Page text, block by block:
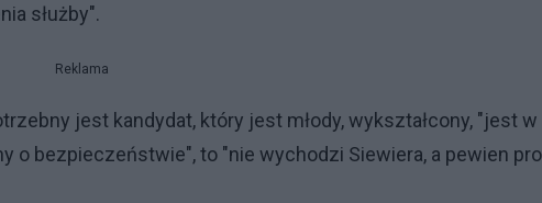
służby".
Reklama
jest kandydat, który jest młody, wykształcony, "jest w
o bezpieczeństwie", to "nie wychodzi Siewiera, a pewien